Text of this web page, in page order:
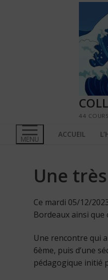
44
MENU ACCUEIL
Une
Ce mardi 05/12/
Bordeaux ainsi que
Une rencontre qui
6ème, puis d’une
pédagogique initié